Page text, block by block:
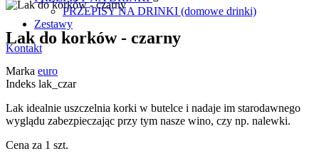
PRZEPISY NA DRINKI (domowe drinki)
Zestawy
Kontakt
Lak do korków - czarny
Marka euro
Indeks lak_czar
Lak idealnie uszczelnia korki w butelce i nadaje im starodawnego
wyglądu zabezpieczając przy tym nasze wino, czy np. nalewki.
Cena za 1 szt.